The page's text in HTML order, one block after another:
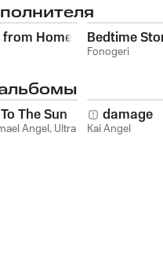
Home Bedtime
Fonogeri
The Sun
Angel, Ultra
damage
Kai Angel